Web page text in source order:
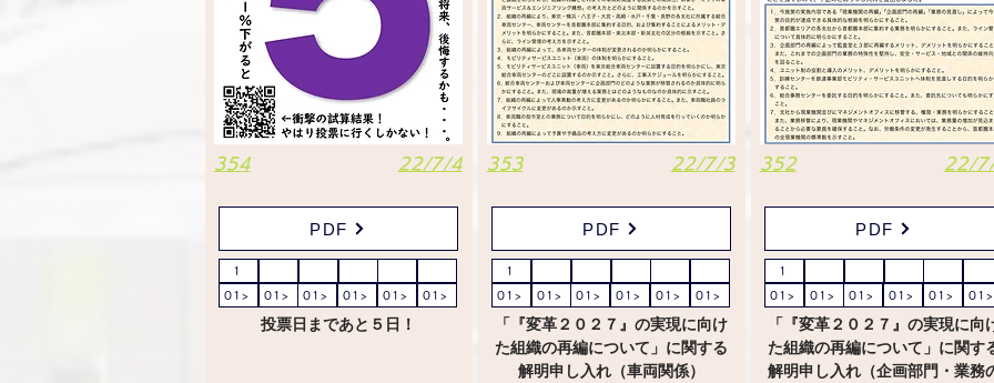
354 22/7/4
PDF
1
01> 01> 01> 01> 01> 01>
投票日まであと５日！
353 22/7/3
PDF
1
01> 01> 01> 01> 01> 01>
「『変革２０２７』の実現に向け
た組織の再編について」に関する
解明申し入れ（車両関係）
352 22/
PDF
1
01> 01> 01> 01> 01> 01>
「『変革２０２７』の実現に向
た組織の再編について」に関す
解明申し入れ（企画部門・業務